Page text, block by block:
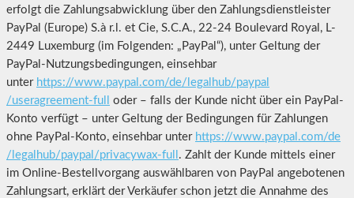
erfolgt die Zahlungsabwicklung über den Zahlungsdienstleister
PayPal (Europe) S.à r.l. et Cie, S.C.A., 22-24 Boulevard Royal, L-
2449 Luxemburg (im Folgenden: „PayPal“), unter Geltung der
PayPal-Nutzungsbedingungen, einsehbar
unter https://www.paypal.com/de/legalhub/paypal
/useragreement-full
oder – falls der Kunde nicht über ein PayPal-
Konto verfügt – unter Geltung der Bedingungen für Zahlungen
ohne PayPal-Konto, einsehbar unter https://www.paypal.com/de
/legalhub/paypal /privacywax-full . Zahlt der Kunde mittels einer
im Online-Bestellvorgang auswählbaren von PayPal angebotenen
Zahlungsart, erklärt der Verkäufer schon jetzt die Annahme des